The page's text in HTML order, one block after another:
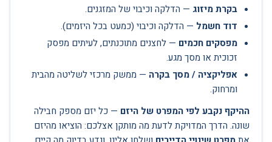
בקרת מיזוג — הדלקה וכיבוי של המזגנים.
דוד חשמל — הדלקה וכיבוי (כמעט בכל היזמים).
מפסקים חכמים — לחצנים מתוכנתים, לעיתים מפסק
זכוכית או מסך מגע.
אפליקציה / מסך בקרה — ממשק מרכזי לשליטה מהבית
ומרחוק.
ההיקף נקבע לפי המפרט של היזם — כל יזם מספק חבילה
שונה. הדרך המדויקת לדעת מה מותקן אצלכם: הוציאו מהיזם